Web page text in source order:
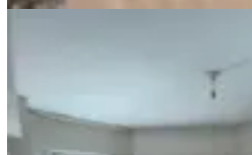
Yeşilyurt, Zaviye
4. Kat
15.500 ₺